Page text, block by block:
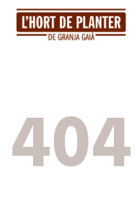
Skip
404